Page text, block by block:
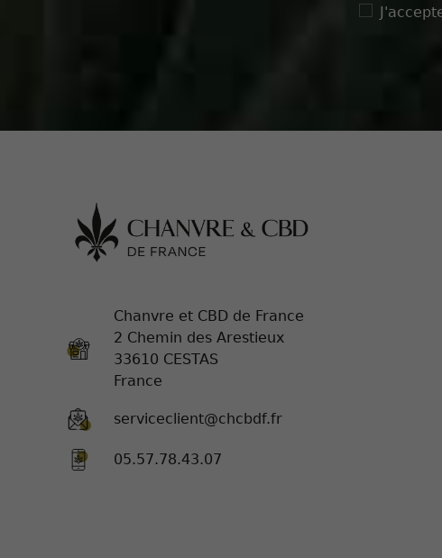
Chanvre et CBD de France
2 Chemin des Arestieux
33610 CESTAS
France
serviceclient@chcbdf.fr
05.57.78.43.07